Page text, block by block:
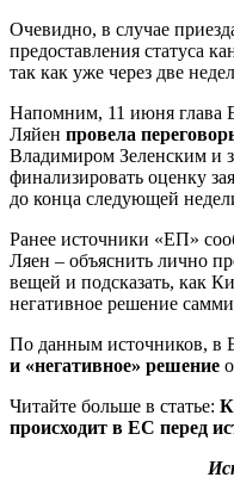
Очевидно, в случае
предоставления статуса
так как уже через две
Напомним, 11 июня глава
Ляйен провела
Владимиром Зеленским и
финализировать оценку
до конца следующей
Ранее источники «ЕП»
Ляен – объяснить лично
вещей и подсказать, как
негативное решение
По данным источников, в
и «негативное» решение
Читайте больше в статье:
происходит в ЕС перед